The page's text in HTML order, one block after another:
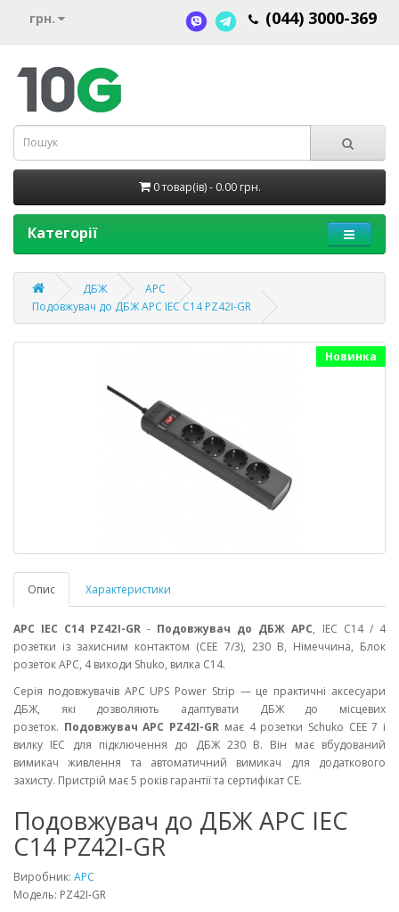
грн. (044) 3000-369
0 товар(ів) - 0.00 грн.
Категорії
ДБЖ
APC
Подовжувач до ДБЖ APC IEC C14 PZ42I-GR
Новинка
Опис Характеристики
APC IEC C14 PZ42I-GR- Подовжувач до ДБЖ APC, IEC C14 / 4
розетки із захисним контактом (CEE 7/3), 230 В, Німеччина, Блок
розеток APC, 4 виходи Shuko, вилка С14.
Серія подовжувачів APC UPS Power Strip — це практичні аксесуари
ДБЖ, які дозволяють адаптувати ДБЖ до місцевих
розеток. Подовжувач APC PZ42I-GR має 4 розетки Schuko CEE 7 і
вилку IEC для підключення до ДБЖ 230 В. Він має вбудований
вимикач живлення та автоматичний вимикач для додаткового
захисту. Пристрій має 5 років гарантії та сертифікат CE.
Подовжувач до ДБЖ APC IEC
C14 PZ42I-GR
Виробник: APC
Модель: PZ42I-GR